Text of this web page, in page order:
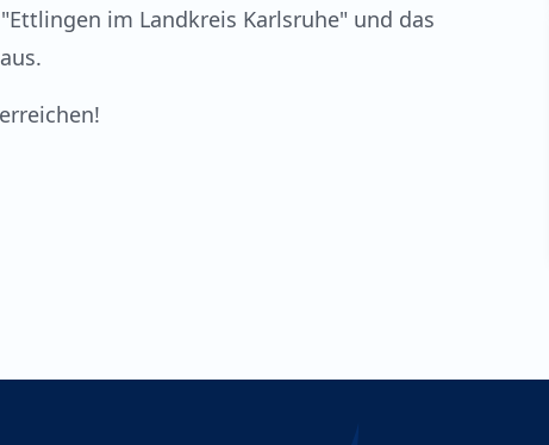
im Landkreis Karlsruhe" und das